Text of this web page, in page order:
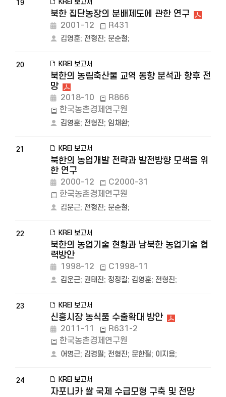
19 KREI 보고서
북한 집단농장의 분배제도에 관한 연구
2001-12 R431
김영훈; 전형진; 문순철;
20 KREI 보고서
북한의 농림축산물 교역 동향 분석과 향후 전
망
2018-10
R866
한국농촌경제연구원
김영훈; 전형진; 임채환;
21 KREI 보고서
북한의 농업개발 전략과 발전방향 모색을 위
한 연구
2000-12
C2000-31
한국농촌경제연구원
김운근; 전형진; 문순철;
22 KREI 보고서
북한의 농업기술 현황과 남북한 농업기술 협
력방안
1998-12 C1998-11
김운근; 권태진; 정정길; 김영훈; 전형진;
23 KREI 보고서
신흥시장 농식품 수출확대 방안
2011-11
R631-2
한국농촌경제연구원
어명근; 김경필; 전형진; 문한필; 이지용;
24 KREI 보고서
자포니카 쌀 국제 수급모형 구축 및 전망